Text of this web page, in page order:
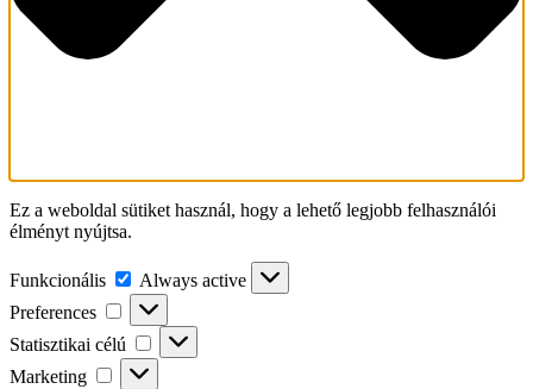
Ez a weboldal sütiket használ, hogy a lehető legjobb felhasználói
élményt nyújtsa.
Funkcionális Funkcionális
Always active
Preferences
Preferences
Statisztikai célú
Statisztikai
célú
Marketing
Marketing